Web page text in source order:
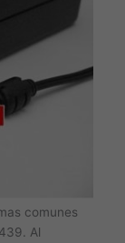
comunes
Al